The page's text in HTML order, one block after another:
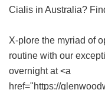
Cialis in Australia?
X-plore the myriad of
routine with our
overnight at <a
href="https://